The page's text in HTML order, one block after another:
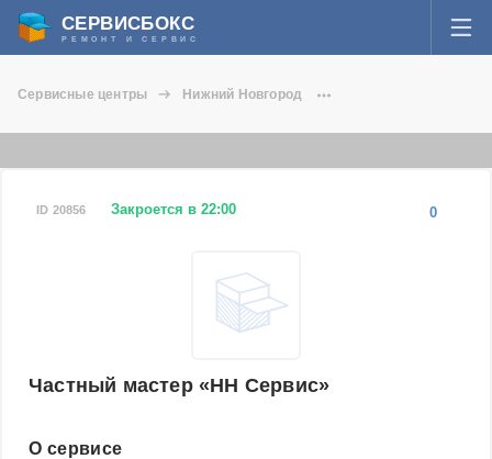
СЕРВИСБОКС
РЕМОНТ И СЕРВИС
Я забыл пароль
СЕРВИСЫ И МАСТЕРА
Сервисные центры
Нижний Новгород
ID 20856 Закроется в 22:00 0
Частный мастер «НН Сервис»
О сервисе